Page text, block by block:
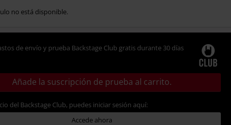
no está disponible.
de envío y prueba Backstage Club gratis durante 30 días
Añade la suscripción de prueba al carrito.
del Backstage Club, puedes iniciar sesión aquí:
Accede ahora